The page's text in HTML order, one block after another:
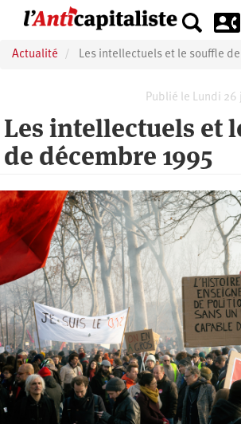
principal
Actualité Les intellectuels et le souffle
Publié le Lundi
Les intellectuels et
de décembre 1995